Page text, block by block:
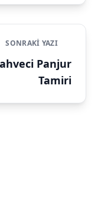
SONRAKI YAZI
Panjur
Tamiri